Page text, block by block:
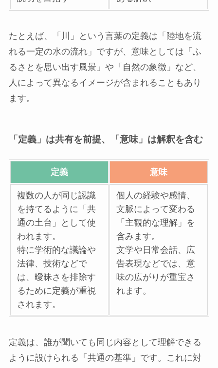
たとえば、「川」という言葉の定義は「陸地を流
れる一定の水の流れ」ですが、意味としては「ふ
るさとを思い出す風景」や「自然の象徴」など、
人によって異なるイメージが含まれることもあり
ます。
「定義」は共有を前提、「意味」は解釈を含む
定義 意味
複数の人が同じ認識
を持てるように「共
通の土台」として使
われます。
特に学術的な議論や
法律、技術などで
は、曖昧さを排除す
るために定義が重視
されます。
個人の経験や感情、
文脈によって変わる
「主観的な理解」を
含みます。
文学や日常会話、広
告表現などでは、意
味の広がりが重宝さ
れます。
定義は、誰が聞いても同じ内容として理解できる
ように設けられる「共通の基準」です。これに対